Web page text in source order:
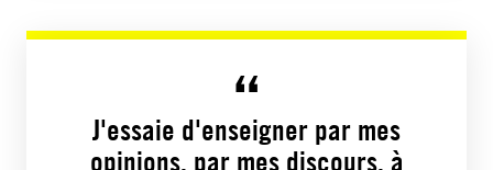
J'essaie d'enseigner par mes
opinions, par mes discours, à